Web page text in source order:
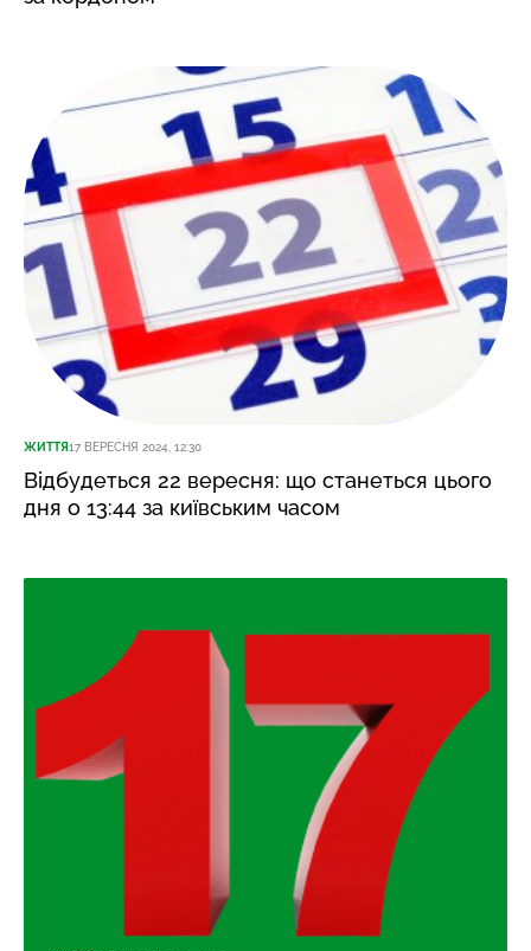
ЖИТТЯ17 ВЕРЕСНЯ 2024, 12:30
Відбудеться 22 вересня: що станеться цього
дня о 13:44 за київським часом